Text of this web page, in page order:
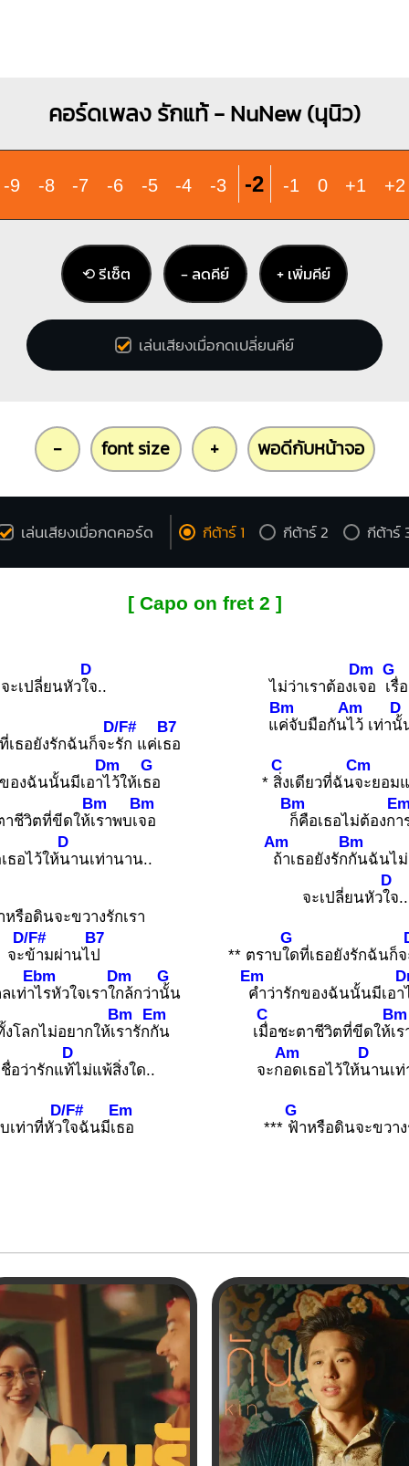
คอร์ดเพลง รักแท้ - NuNew (นุนิว)
-9 -8 -7 -6 -5 -4 -3 -2 -1 0 +1 +2
⟲ รีเซ็ต − ลดคีย์ + เพิ่มคีย์
เล่นเสียงเมื่อกดเปลี่ยนคีย์
- font size + พอดีกับหน้าจอ
เล่นเสียงเมื่อกดคอร์ด กีต้าร์ 1 กีต้าร์ 2 กีต้าร์
[ Capo on fret 2 ]
จะเปลี่ยนหัว
D
ใจ..
เธอยังรักฉันก็จะ
D/F#
รัก แค่เ
B7
ธอ
องฉันนั้นมีเอา
Dm
ไว้ให้เ
G
ธอ
าชีวิตที่ขีดให้
Bm
เราพบเ
Bm
จอ
ธอไว้ให้
D
นานเท่านาน..
หรือดินจะขวางรักเรา
จะ
D/F#
ข้ามผ่านไ
B7
ป
เท่า
Ebm
ไรหัวใจเราใ
Dm
กล้กว่า
G
นั้น
โลกไม่อยากให้เ
Bm
รารัก
Em
กัน
อว่ารักแ
D
ท้ไม่แพ้สิ่งใด..
เท่าที่หัว
D/F#
ใจฉันมีเ
Em
ธอ
ไม่ว่าเราต้องเ
Dm
จอ
G
เรื่
แ
Bm
ค่จับมือกัน
Am
ไว้ เท่า
D
นั้
*
C
สิ่งเดียวที่ฉัน
Cm
จะยอม
Bm
ก็คือเธอไม่ต้องกา
Am
ถ้าเธอยังรัก
Bm
กันฉันไ
จะเปลี่ยนหัว
D
ใจ..
** ตราบ
G
ใดที่เธอยังรักฉันก็
Em
คำว่ารักของฉันนั้นมีเอา
เ
C
มื่อชะตาชีวิตที่ขีดให้
Bm
เ
จะก
Am
อดเธอไว้ให้
D
นานเ
***
G
ฟ้าหรือดินจะขวาง